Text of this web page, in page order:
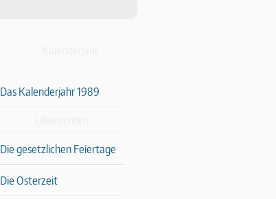
Das Kalenderjahr 1989
Die gesetzlichen Feiertage
Die Osterzeit